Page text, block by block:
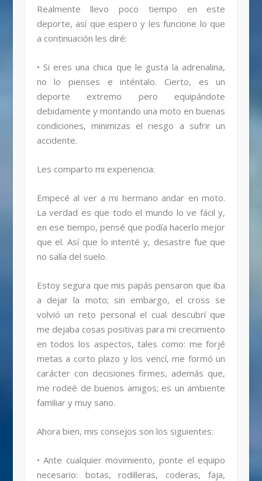
Realmente llevo poco tiempo en este
deporte, así que espero y les funcione lo que
a continuación les diré:
• Si eres una chica que le gusta la adrenalina,
no lo pienses e inténtalo. Cierto, es un
deporte extremo pero equipándote
debidamente y montando una moto en buenas
condiciones, minimizas el riesgo a sufrir un
accidente.
Les comparto mi experiencia:
Empecé al ver a mi hermano andar en moto.
La verdad es que todo el mundo lo ve fácil y,
en ese tiempo, pensé que podía hacerlo mejor
que el. Así que lo intenté y, desastre fue que
no salía del suelo.
Estoy segura que mis papás pensaron que iba
a dejar la moto; sin embargo, el cross se
volvió un reto personal el cual descubrí que
me dejaba cosas positivas para mi crecimiento
en todos los aspectos, tales como: me forjé
metas a corto plazo y los vencí, me formó un
carácter con decisiones firmes, además que,
me rodeé de buenos amigos; es un ambiente
familiar y muy sano.
Ahora bien, mis consejos son los siguientes:
• Ante cualquier movimiento, ponte el equipo
necesario: botas, rodilleras, coderas, faja,